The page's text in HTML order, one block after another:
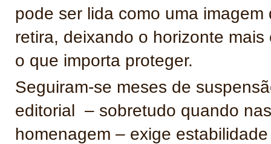
pode ser lida como uma
retira, deixando o horizonte
o que importa proteger.
Seguiram-se meses de
editorial – sobretudo quando
homenagem – exige